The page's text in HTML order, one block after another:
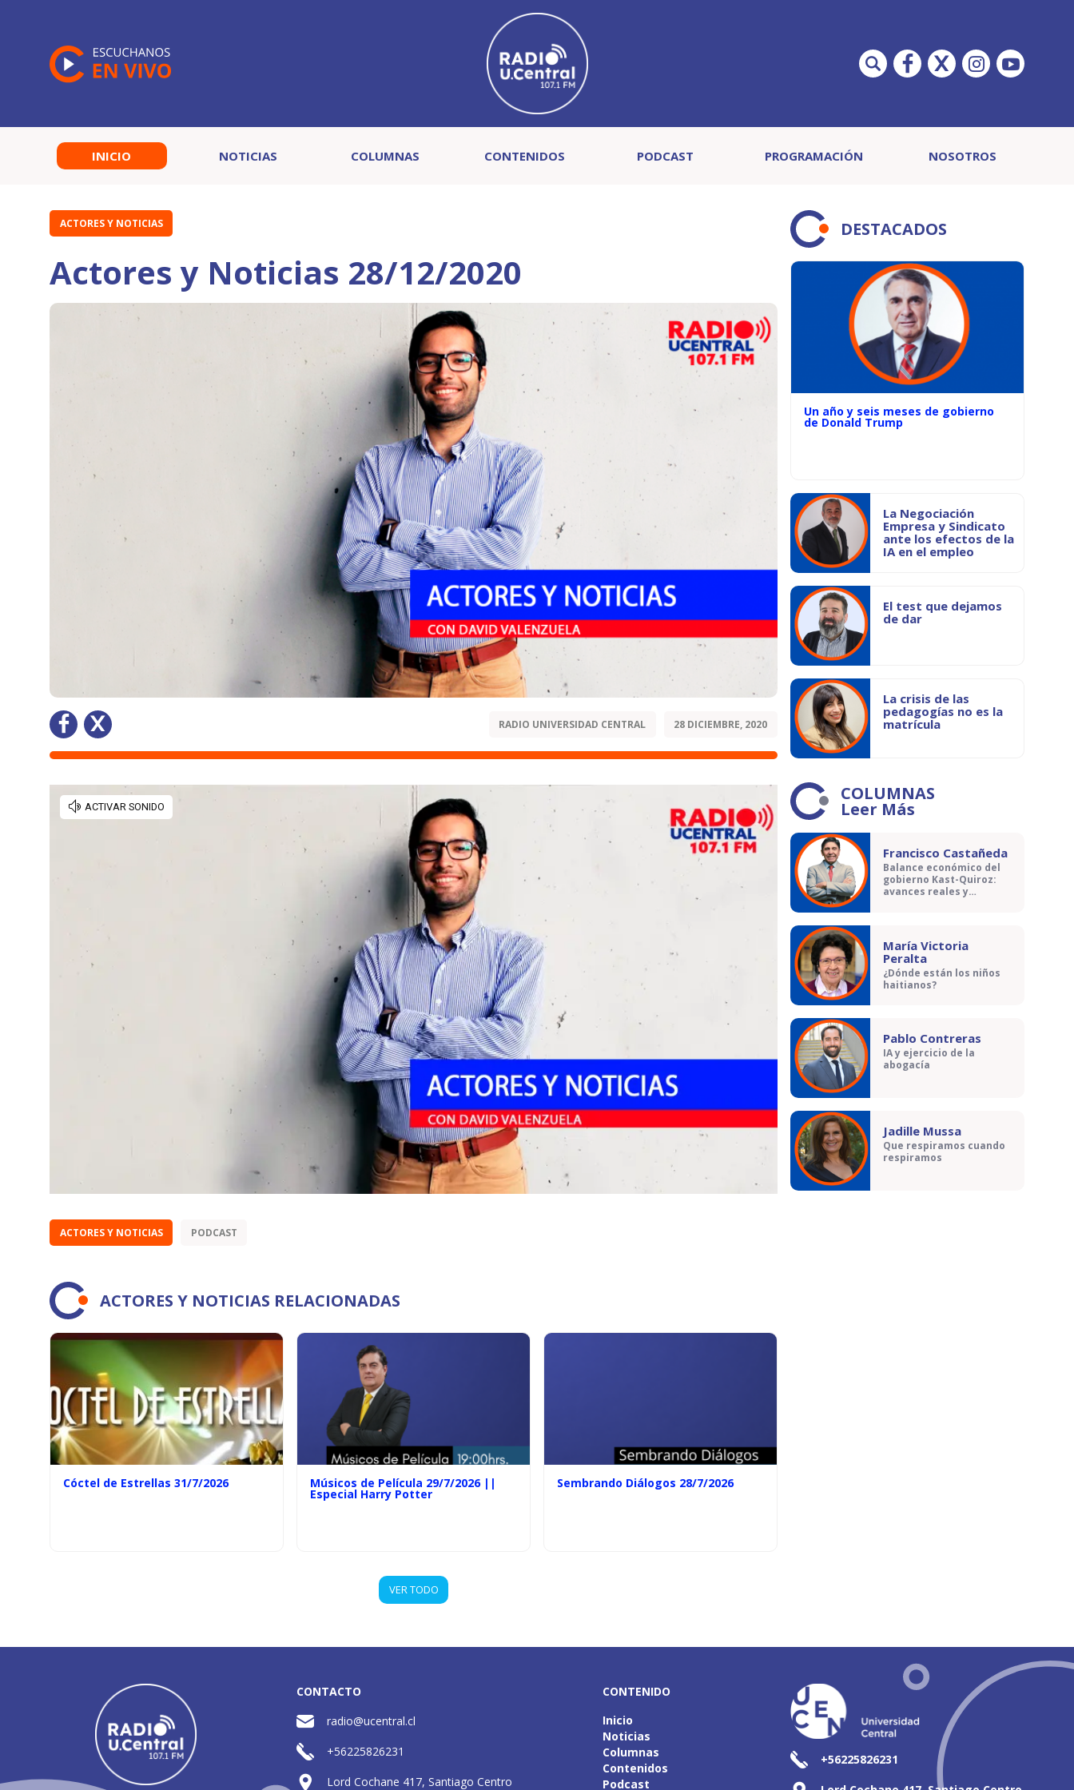
INICIO NOTICIAS COLUMNAS CONTENIDOS PODCAST PROGRAMACIÓN NOSOTROS
ACTORES Y NOTICIAS
Actores y Noticias 28/12/2020
RADIO UNIVERSIDAD CENTRAL 28 DICIEMBRE, 2020
ACTORES Y NOTICIAS PODCAST
ACTORES Y NOTICIAS RELACIONADAS
Cóctel de Estrellas 31/7/2026 Músicos de Película 29/7/2026 ||
Especial Harry Potter
Sembrando Diálogos 28/7/2026
VER TODO
DESTACADOS
Un año y seis meses de gobierno
de Donald Trump
La Negociación
Empresa y Sindicato
ante los efectos de la
IA en el empleo
El test que dejamos
de dar
La crisis de las
pedagogías no es la
matrícula
COLUMNAS
Leer Más
Francisco Castañeda
Balance económico del
gobierno Kast-Quiroz:
avances reales y
María Victoria
Peralta
¿Dónde están los niños
haitianos?
Pablo Contreras
IA y ejercicio de la
abogacía
Jadille Mussa
Que respiramos cuando
respiramos
CONTACTO
radio@ucentral.cl
+56225826231
Lord Cochane 417, Santiago Centro
CONTENIDO
Inicio
Noticias
Columnas
Contenidos
Podcast
+56225826231